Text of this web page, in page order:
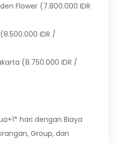
Flower (7.800.000 IDR
IDR /
(8.750.000 IDR /
hari dengan Biaya
Group, dan